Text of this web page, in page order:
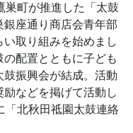
巣町が推進した「太鼓
座通り商店会青年部
取り組みを始めまし
配置とともに子ども
振興会が結成。活動
などを掲げて活動し
「北秋田祗園太鼓連絡